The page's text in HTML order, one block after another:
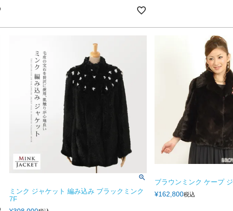
ミンク ジャケット 編み込み ブラックミンク
7F
ブラウンミンク ケープ
¥162,800税込